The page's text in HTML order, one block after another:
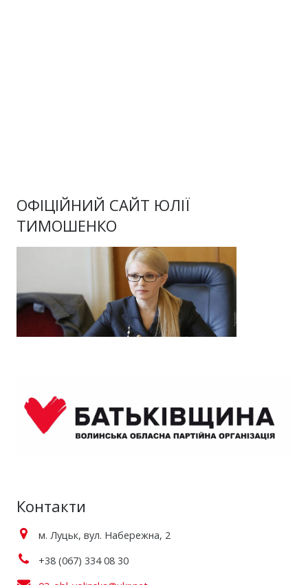
ОФІЦІЙНИЙ САЙТ ЮЛІЇ
ТИМОШЕНКО
Контакти
м. Луцьк, вул. Набережна, 2
+38 (067) 334 08 30